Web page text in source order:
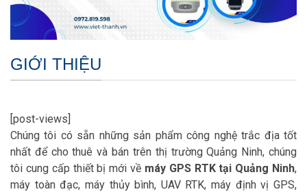
GIỚI THIỆU
[post-views]
Chúng tôi có sẵn những sản phẩm công nghệ trắc địa tốt
nhất để cho thuê và bán trên thị trường Quảng Ninh, chúng
tôi cung cấp thiết bị mới về máy GPS RTK tại Quảng Ninh,
máy toàn đạc, máy thủy bình, UAV RTK, máy định vị GPS,